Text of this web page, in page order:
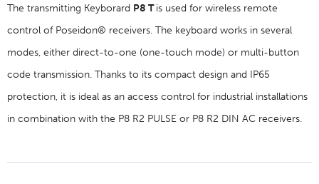
The transmitting Keyborard P8 Tis used for wireless remote
control of Poseidon® receivers. The keyboard works in several
modes, either direct-to-one (one-touch mode) or multi-button
code transmission. Thanks to its compact design and IP65
protection, it is ideal as an access control for industrial installations
in combination with the P8 R2 PULSE or P8 R2 DIN AC receivers.